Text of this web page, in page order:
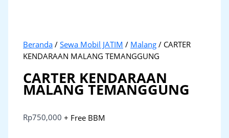
Beranda /Sewa Mobil JATIM / Malang / CARTER
KENDARAAN MALANG TEMANGGUNG
CARTER KENDARAAN
MALANG TEMANGGUNG
Rp750,000 + Free BBM